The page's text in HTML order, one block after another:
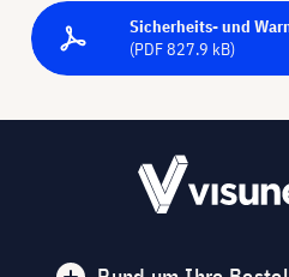
Sicherheits- und
(PDF 827.9 kB)